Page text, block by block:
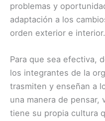
problemas y
adaptación a los
orden exterior e interior.
Para que sea efectiva,
los integrantes de la
trasmiten y enseñan a
una manera de pensar,
tiene su propia cultura